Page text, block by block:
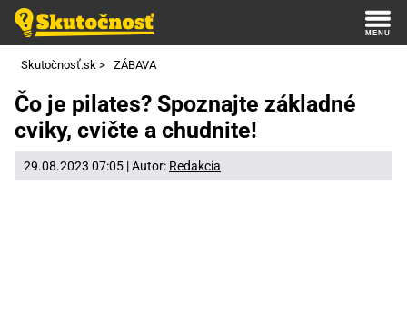
Skutočnosť.sk > ZÁBAVA
Čo je pilates? Spoznajte základné
cviky, cvičte a chudnite!
29.08.2023 07:05 | Autor: Redakcia